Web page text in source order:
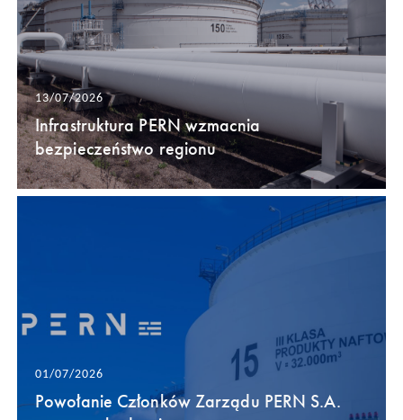
13/07/2026
Infrastruktura PERN wzmacnia
bezpieczeństwo regionu
01/07/2026
Powołanie Członków Zarządu PERN S.A.